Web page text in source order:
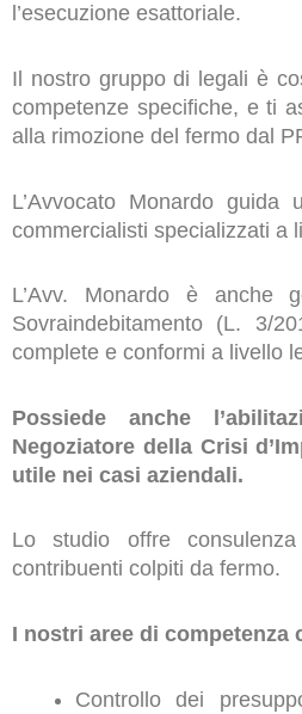
l’esecuzione esattoriale.
Il nostro gruppo di legali è
competenze specifiche, e ti
alla rimozione del fermo dal
L’Avvocato Monardo
commercialisti specializzati a
L’Avv. Monardo è anche
Sovraindebitamento (L. 3/
complete e conformi a livello
Possiede anche
Negoziatore della Crisi
utile nei casi aziendali.
Lo studio offre
contribuenti colpiti da fermo.
I nostri aree di competenza
Controllo dei